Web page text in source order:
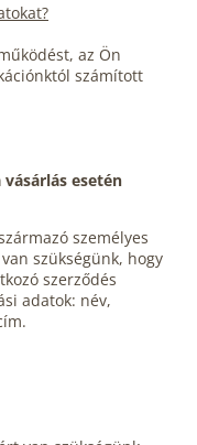
az Ön
számított
esetén
személyes
szükségünk, hogy
szerződés
adatok: név,